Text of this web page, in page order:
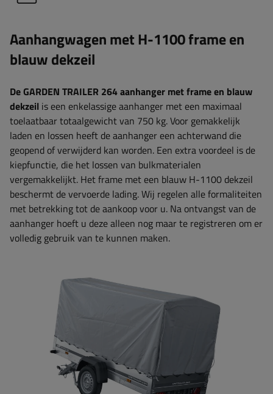
Aanhangwagen met H-1100 frame en
blauw dekzeil
De GARDEN TRAILER 264 aanhanger met frame en blauw
dekzeil is een enkelassige aanhanger met een maximaal
toelaatbaar totaalgewicht van 750 kg. Voor gemakkelijk
laden en lossen heeft de aanhanger een achterwand die
geopend of verwijderd kan worden. Een extra voordeel is de
kiepfunctie, die het lossen van bulkmaterialen
vergemakkelijkt. Het frame met een blauw H-1100 dekzeil
beschermt de vervoerde lading. Wij regelen alle formaliteiten
met betrekking tot de aankoop voor u. Na ontvangst van de
aanhanger hoeft u deze alleen nog maar te registreren om er
volledig gebruik van te kunnen maken.